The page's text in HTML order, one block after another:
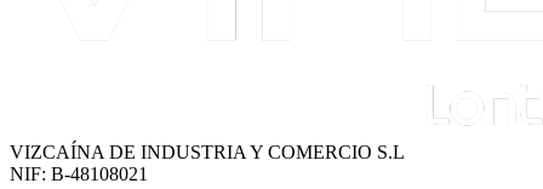
VIZCAÍNA DE INDUSTRIA Y COMERCIO S.L
NIF: B-48108021